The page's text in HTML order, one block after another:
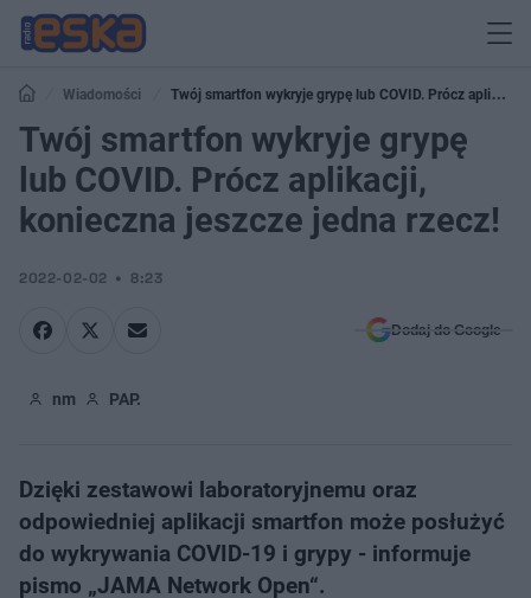
Wiadomości
Twój smartfon wykryje grypę lub COVID. Prócz aplikacji,
konieczna jeszcze jedna rzecz!
Twój smartfon wykryje grypę
lub COVID. Prócz aplikacji,
konieczna jeszcze jedna rzecz!
2022-02-02 8:23
Dodaj do Google
nm PAP.
Dzięki zestawowi laboratoryjnemu oraz
odpowiedniej aplikacji smartfon może posłużyć
do wykrywania COVID-19 i grypy - informuje
pismo „JAMA Network Open“.